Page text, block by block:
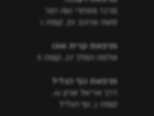
מרכז מסחרי נווה זמר
סשה ארגוב 23, קומה 1
מרפאת קרית אונו
שלמה המלך 37, קומה 5
מרפאת נוף הגליל
דרך אריאל שרון 41,
קומה 1, נוף הגליל